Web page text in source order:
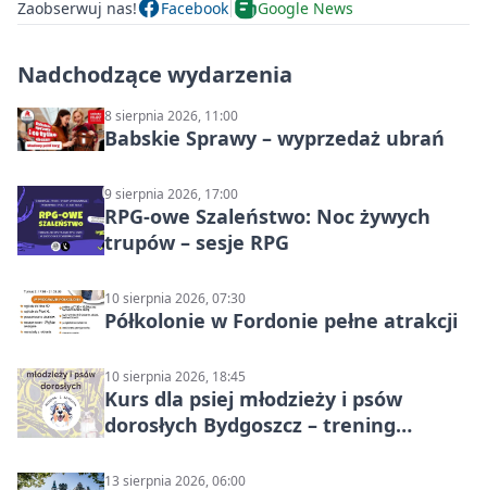
Zaobserwuj nas! Facebook Google News
Nadchodzące wydarzenia
8 sierpnia 2026, 11:00
Babskie Sprawy – wyprzedaż ubrań
9 sierpnia 2026, 17:00
RPG-owe Szaleństwo: Noc żywych
trupów – sesje RPG
10 sierpnia 2026, 07:30
Półkolonie w Fordonie pełne atrakcji
10 sierpnia 2026, 18:45
Kurs dla psiej młodzieży i psów
dorosłych Bydgoszcz – trening
13 sierpnia 2026, 06:00